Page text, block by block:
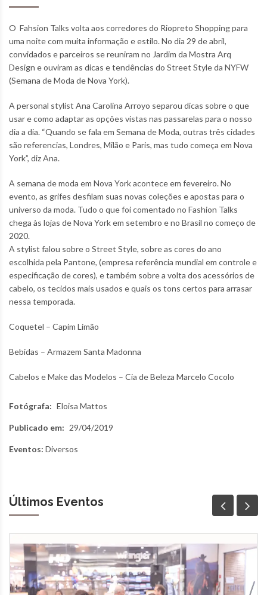
O Fahsion Talks volta aos corredores do Riopreto Shopping para
uma noite com muita informação e estilo. No dia 29 de abril,
convidados e parceiros se reuniram no Jardim da Mostra Arq
Design e ouviram as dicas e tendências do Street Style da NYFW
(Semana de Moda de Nova York).
A personal stylist Ana Carolina Arroyo separou dicas sobre o que
usar e como adaptar as opções vistas nas passarelas para o nosso
dia a dia. “Quando se fala em Semana de Moda, outras três cidades
são referencias, Londres, Milão e Paris, mas tudo começa em Nova
York”, diz Ana.
A semana de moda em Nova York acontece em fevereiro. No
evento, as grifes desfilam suas novas coleções e apostas para o
universo da moda. Tudo o que foi comentado no Fashion Talks
chega às lojas de Nova York em setembro e no Brasil no começo de
2020.
A stylist falou sobre o Street Style, sobre as cores do ano
escolhida pela Pantone, (empresa referência mundial em controle e
especificação de cores), e também sobre a volta dos acessórios de
cabelo, os tecidos mais usados e quais os tons certos para arrasar
nessa temporada.
Coquetel – Capim Limão
Bebidas – Armazem Santa Madonna
Cabelos e Make das Modelos – Cia de Beleza Marcelo Cocolo
Fotógrafa: Eloisa Mattos
Publicado em: 29/04/2019
Eventos: Diversos
Últimos Eventos